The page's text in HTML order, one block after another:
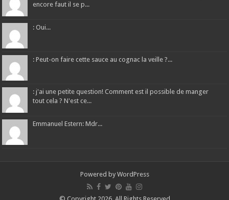
encore faut il se p...
: Oui...
: Peut-on faire cette sauce au cognac la veille ?...
: j'ai une petite question! Comment est il possible de manger
tout cela ? N'est ce...
Emmanuel Estern: Mdr...
Powered by WordPress